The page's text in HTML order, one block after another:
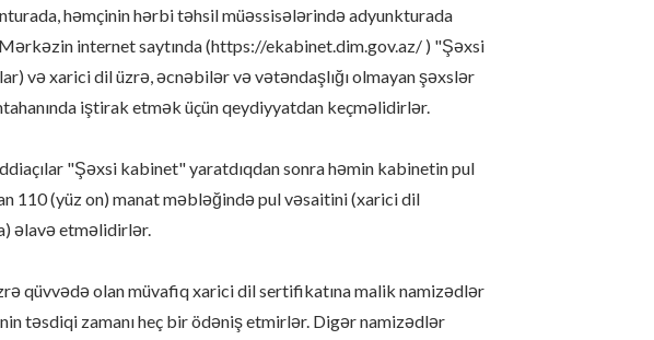
həmçinin hərbi təhsil müəssisələrində adyunkturada
internet saytında (https://ekabinet.dim.gov.az/ ) "Şəxsi
və xarici dil üzrə, əcnəbilər və vətəndaşlığı olmayan şəxslər
iştirak etmək üçün qeydiyyatdan keçməlidirlər.
"Şəxsi kabinet" yaratdıqdan sonra həmin kabinetin pul
110 (yüz on) manat məbləğində pul vəsaitini (xarici dil
əlavə etməlidirlər.
qüvvədə olan müvafiq xarici dil sertifikatına malik namizədlər
təsdiqi zamanı heç bir ödəniş etmirlər. Digər namizədlər